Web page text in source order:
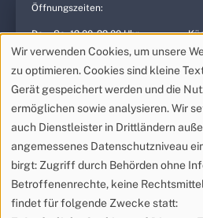
Öffnungszeiten:
Do. – So. 12:00-22:00 Uhr
Mo. – Mi. geschlossen
Restaurant Fossil
Kellergasse 6K
7083 Purbach
Österreich
Wir verwenden Cookies, um unsere
zu optimieren. Cookies sind kleine
Gerät gespeichert werden und die
ermöglichen sowie analysieren. Wir
auch Dienstleister in Drittländern
angemessenes Datenschutzniveau
birgt: Zugriff durch Behörden ohne
Betroffenenrechte, keine
findet für folgende Zwecke statt: